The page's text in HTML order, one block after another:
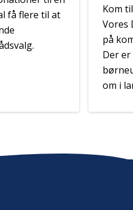
få flere til at
Kom
Vores
på
Der
om i